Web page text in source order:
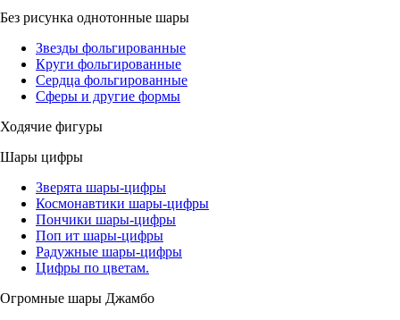
Без рисунка однотонные шары
Звезды фольгированные
Круги фольгированные
Сердца фольгированные
Сферы и другие формы
Ходячие фигуры
Шары цифры
Зверята шары-цифры
Космонавтики шары-цифры
Пончики шары-цифры
Поп ит шары-цифры
Радужные шары-цифры
Цифры по цветам.
Огромные шары Джамбо